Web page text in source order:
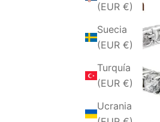
(EUR €)
Suecia
(EUR €)
Turquía
(EUR €)
Ucrania